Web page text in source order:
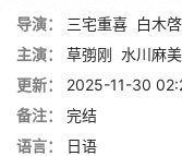
导演： 三宅重喜 白木
主演：
草彅刚 水川麻美
更新：
2025-11-30
备注：
完结
语言：
日语